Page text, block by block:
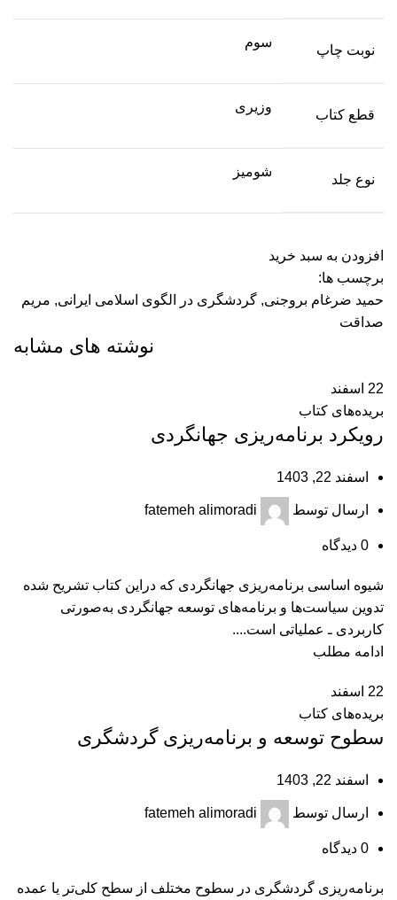
نوبت چاپ
سوم
قطع کتاب
وزیری
نوع جلد
شومیز
افزودن به سبد خرید
برچسب ها:
حمید ضرغام بروجنی, گردشگری در الگوی اسلامی ایرانی, مریم
صداقت
نوشته های مشابه
22 اسفند
بریده‌های کتاب
رویکرد برنامه‌‏ریزی جهانگردی
اسفند 22, 1403
ارسال توسط fatemeh alimoradi
0 دیدگاه
شیوه اساسی برنامه‌ریزی جهانگردی که دراین کتاب تشریح شده
تدوین سیاست‌ها و برنامه‌های توسعه جهانگردی به‏‌صورتی
کاربردی ـ عملیاتی است....
ادامه مطلب
22 اسفند
بریده‌های کتاب
سطوح توسعه و برنامه‌ریزی گردشگری
اسفند 22, 1403
ارسال توسط fatemeh alimoradi
0 دیدگاه
برنامه‌ریزی گردشگری در سطوح مختلف از سطح کلی‌تر یا عمده